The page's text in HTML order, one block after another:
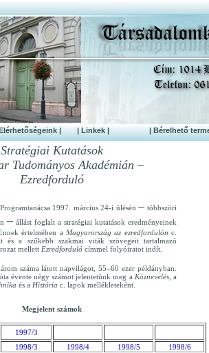
| | Linkek | | Bérelhető
Stratégiai Kutatások
Tudományos Akadémián –
Ezredforduló
1997. március 24-i ülésén– többszöri
– állást foglalt a stratégiai kutatások eredményeinek
értelmében a Magyarország az ezredfordulón c.
és a szűkebb szakmai viták szövegeit tartalmazó
mellett Ezredforduló címmel folyóiratot indít.
száma látott napvilágot, 55–60 ezer példányban.
évente négy számot jelentetünk meg a Köznevelés, a
és a História c. lapok mellékleteként.
Megjelent számok
1997/3
1998/3 1998/4 1998/5
1998/6